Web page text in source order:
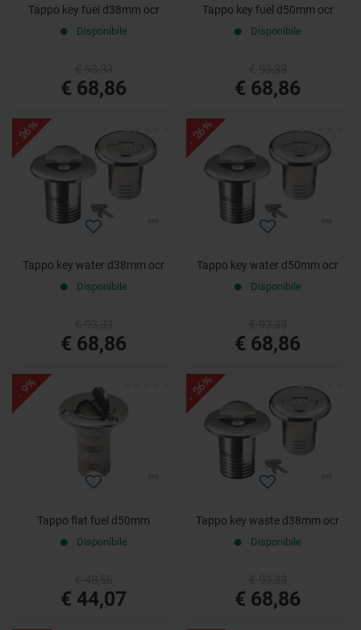
Tappo key fuel d38mm ocr
Disponibile
€ 68,86
Tappo key fuel d50mm ocr
Disponibile
€ 68,86
- 26%
Tappo key water d38mm ocr
Disponibile
€ 68,86
- 26%
Tappo key water d50mm ocr
Disponibile
€ 68,86
- 9%
Tappo flat fuel d50mm
Disponibile
€ 44,07
- 26%
Tappo key waste d38mm ocr
Disponibile
€ 68,86